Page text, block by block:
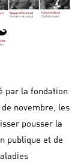
par la fondation
novembre, les
pousser la
publique et de